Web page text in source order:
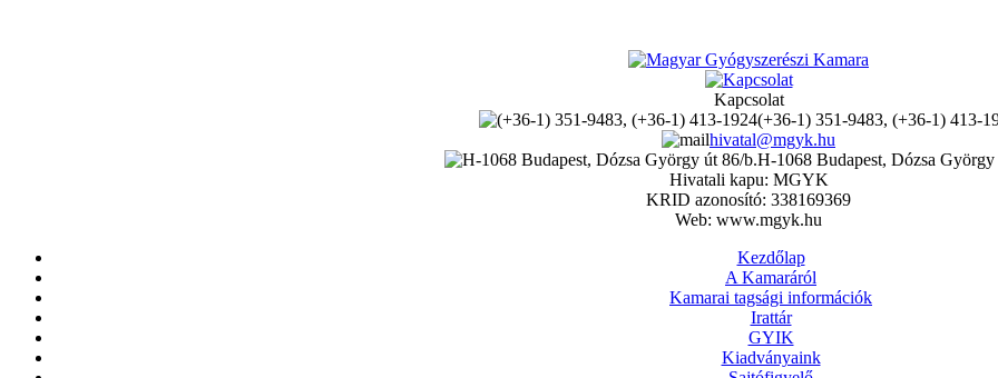
Kapcsolat
(+36-1) 351-9483, (+36-1) 413-
hivatal@mgyk.hu
H-1068 Budapest, Dózsa György
Hivatali kapu: MGYK
KRID azonosító: 338169369
Web: www.mgyk.hu
Kezdőlap
A Kamaráról
Kamarai tagsági információk
Irattár
GYIK
Kiadványaink